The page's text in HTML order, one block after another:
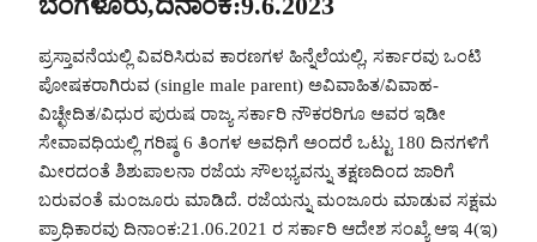
ಬೆಂಗಳೂರು,ದಿನಾಂಕ:9.6.2023
ಪ್ರಸ್ತಾವನೆಯಲ್ಲಿ ವಿವರಿಸಿರುವ ಕಾರಣಗಳ ಹಿನ್ನೆಲೆಯಲ್ಲಿ, ಸರ್ಕಾರವು ಒಂಟಿ
ಪೋಷಕರಾಗಿರುವ (single male parent) ಅವಿವಾಹಿತ/ವಿವಾಹ-
ವಿಚ್ಛೇದಿತ/ವಿಧುರ ಪುರುಷ ರಾಜ್ಯ ಸರ್ಕಾರಿ ನೌಕರರಿಗೂ ಅವರ ಇಡೀ
ಸೇವಾವಧಿಯಲ್ಲಿ ಗರಿಷ್ಠ 6 ತಿಂಗಳ ಅವಧಿಗೆ ಅಂದರೆ ಒಟ್ಟು 180 ದಿನಗಳಿಗೆ
ಮೀರದಂತೆ ಶಿಶುಪಾಲನಾ ರಜೆಯ ಸೌಲಭ್ಯವನ್ನು ತಕ್ಷಣದಿಂದ ಜಾರಿಗೆ
ಬರುವಂತೆ ಮಂಜೂರು ಮಾಡಿದೆ. ರಜೆಯನ್ನು ಮಂಜೂರು ಮಾಡುವ ಸಕ್ಷಮ
ಪ್ರಾಧಿಕಾರವು ದಿನಾಂಕ:21.06.2021 ರ ಸರ್ಕಾರಿ ಆದೇಶ ಸಂಖ್ಯೆ ಆಇ 4(ಇ)